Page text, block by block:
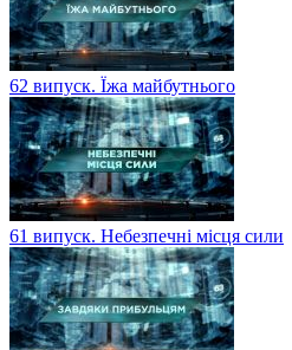
62 випуск. Їжа майбутнього
61 випуск. Небезпечні місця сили